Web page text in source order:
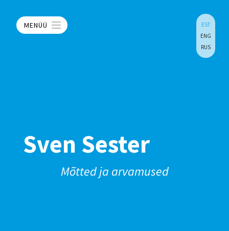
MENÜÜ
EST
ENG
RUS
Sven Sester
Mõtted ja arvamused